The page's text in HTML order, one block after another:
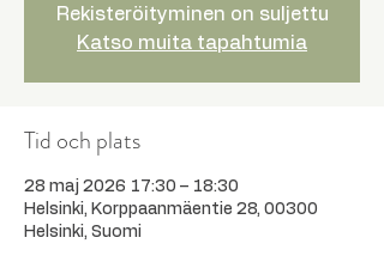
Rekisteröityminen on suljettu
Katso muita tapahtumia
Tid och plats
28 maj 2026 17:30 – 18:30
Helsinki, Korppaanmäentie 28, 00300
Helsinki, Suomi